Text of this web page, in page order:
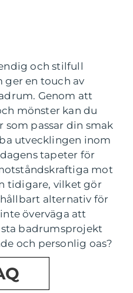
och stilfull
ger en touch av
Genom att
mönster kan du
som passar din smak
utvecklingen inom
tapeter för
mot
tidigare, vilket gör
alternativ för
överväga att
badrumsprojekt
och personlig oas?